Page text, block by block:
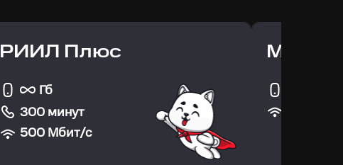
РИИЛ Плюс
Гб
300 минут
500Мбит/с
МТС